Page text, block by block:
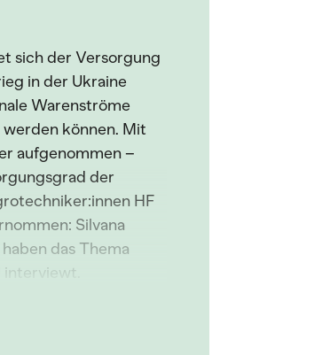
sich der Versorgung
in der Ukraine
Warenströme
können. Mit
aufgenommen –
der
HF
Silvana
das Thema